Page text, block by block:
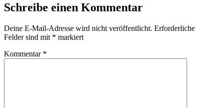
Schreibe einen Kommentar
Deine E-Mail-Adresse wird nicht veröffentlicht. Erforderliche
Felder sind mit * markiert
Kommentar *